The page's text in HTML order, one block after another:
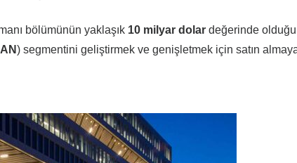
bölümünün yaklaşık 10 milyar dolar değerinde olduğu
) segmentini geliştirmek ve genişletmek için satın